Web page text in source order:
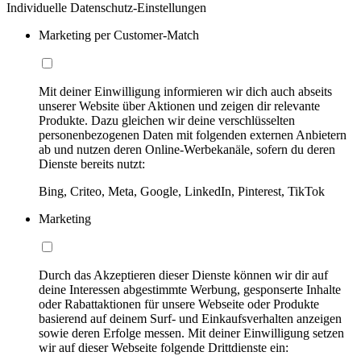
Individuelle Datenschutz-Einstellungen
Marketing per Customer-Match
Mit deiner Einwilligung informieren wir dich auch abseits
unserer Website über Aktionen und zeigen dir relevante
Produkte. Dazu gleichen wir deine verschlüsselten
personenbezogenen Daten mit folgenden externen Anbietern
ab und nutzen deren Online-Werbekanäle, sofern du deren
Dienste bereits nutzt:
Bing, Criteo, Meta, Google, LinkedIn, Pinterest, TikTok
Marketing
Durch das Akzeptieren dieser Dienste können wir dir auf
deine Interessen abgestimmte Werbung, gesponserte Inhalte
oder Rabattaktionen für unsere Webseite oder Produkte
basierend auf deinem Surf- und Einkaufsverhalten anzeigen
sowie deren Erfolge messen. Mit deiner Einwilligung setzen
wir auf dieser Webseite folgende Drittdienste ein: